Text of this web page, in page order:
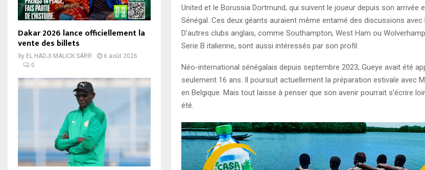
United et le Borussia Dortmund, qui suivent le joueur depuis son arrivée
Sénégal. Ces deux géants auraient même entamé des discussions avec
D’autres clubs anglais, comme Southampton, West Ham ou
Serie B italienne, sont aussi intéressés par son profil.
Néo-international sénégalais depuis septembre 2023, Gueye avait été
seulement 16 ans. Il poursuit actuellement la préparation estivale avec
en Belgique. Mais tout laisse à penser que son avenir pourrait s’écrire
été.
Dakar 2026 lance officiellement la
vente des billets
by EL HADJI MALICK SARR
6 août 2026
0